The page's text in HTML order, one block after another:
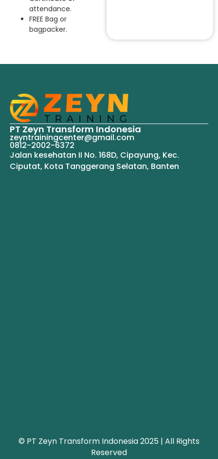
attendance.
FREE Bag or
bagpacker.
PT Zeyn Transform Indonesia
zeyntrainingcenter@gmail.com
0812-2002-6372
Jalan kesehatan II No. 168D, Cipayung, Kec.
Ciputat, Kota Tanggerang Selatan, Banten
© PT Zeyn Transform Indonesia 2025 | All Rights
Reserved